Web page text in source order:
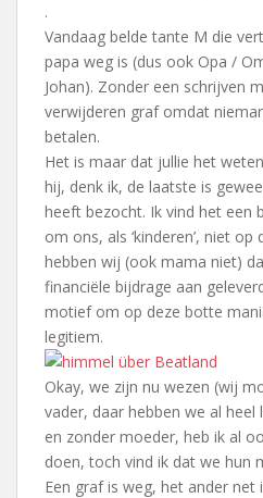
.
Vandaag belde tante M die
papa weg is (dus ook Opa /
Johan). Zonder een schrijven
verwijderen graf omdat
betalen.
Het is maar dat jullie het
hij, denk ik, de laatste is
heeft bezocht. Ik vind het een
om ons, als ‘kinderen’, niet
hebben wij (ook mama niet)
financiële bijdrage aan
motief om op deze botte
legitiem.
Okay, we zijn nu wezen (wij
vader, daar hebben we al
en zonder moeder, heb ik al
doen, toch vind ik dat we hun
Een graf is weg, het ander net